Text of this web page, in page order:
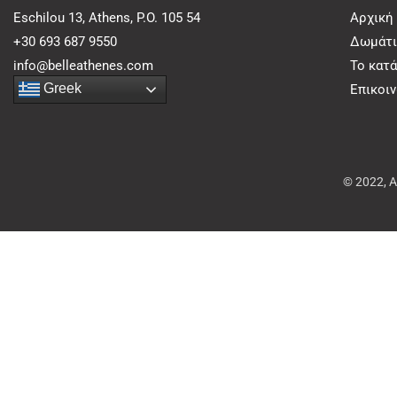
Eschilou 13, Athens, P.O. 105 54
+30 693 687 9550
info@belleathenes.com
Greek
Αρχική
Το
© 2022,